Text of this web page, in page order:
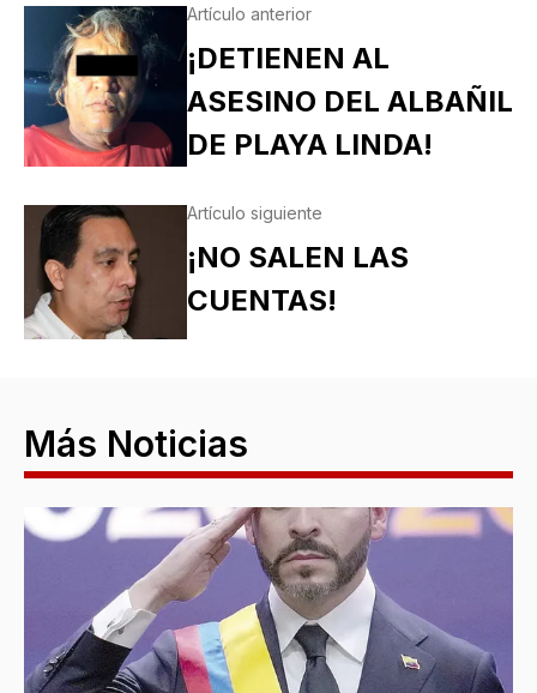
Artículo anterior
¡DETIENEN AL
ASESINO DEL ALBAÑIL
DE PLAYA LINDA!
Artículo siguiente
¡NO SALEN LAS
CUENTAS!
Más Noticias